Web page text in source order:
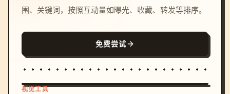
围、关键词，按照互动量如曝光、收藏、转发等排序。
免费尝试
视觉工具